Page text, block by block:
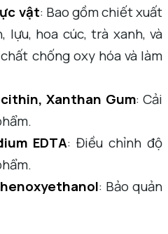
vật: Bao gồm chiết xuất
lựu, hoa cúc, trà xanh, và
chống oxy hóa và làm
Xanthan Gum: Cải
EDTA: Điều chỉnh độ
: Bảo quản